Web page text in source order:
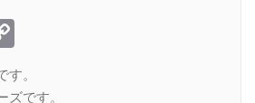
Link
。
です。